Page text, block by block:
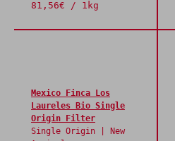
81,56€ / 1kg
Mexico Finca Los
Laureles Bio Single
Origin Filter
Single Origin | New